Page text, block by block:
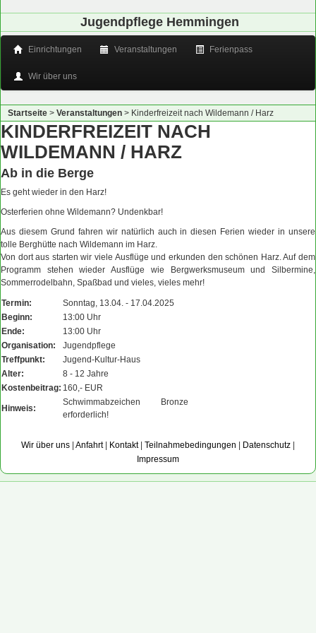
Jugendpflege Hemmingen
Einrichtungen Veranstaltungen Ferienpass
Wir über uns
Startseite > Veranstaltungen > Kinderfreizeit nach Wildemann / Harz
KINDERFREIZEIT NACH
WILDEMANN / HARZ
Ab in die Berge
Es geht wieder in den Harz!
Osterferien ohne Wildemann? Undenkbar!
Aus diesem Grund fahren wir natürlich auch in diesen Ferien wieder in unsere
tolle Berghütte nach Wildemann im Harz.
Von dort aus starten wir viele Ausflüge und erkunden den schönen Harz. Auf dem
Programm stehen wieder Ausflüge wie Bergwerksmuseum und Silbermine,
Sommerrodelbahn, Spaßbad und vieles, vieles mehr!
Termin:
Sonntag, 13.04. - 17.04.2025
Beginn:
13:00 Uhr
Ende:
13:00 Uhr
Organisation:
Jugendpflege
Treffpunkt:
Jugend-Kultur-Haus
Alter:
8 - 12 Jahre
Kostenbeitrag: 160,- EUR
Hinweis:
Schwimmabzeichen Bronze
erforderlich!
Wir über uns Anfahrt| Kontakt| Teilnahmebedingungen Datenschutz
Impressum